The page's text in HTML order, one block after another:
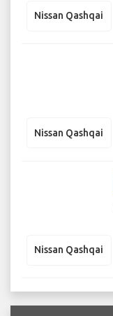
Nissan Qashqai
Nissan Qashqai
Nissan Qashqai